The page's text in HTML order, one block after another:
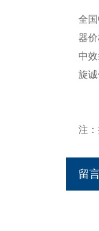
全
器
中
旋
注
留